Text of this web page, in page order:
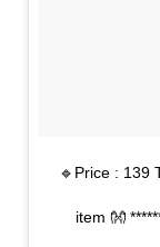
🔹Price : 139
item 👐